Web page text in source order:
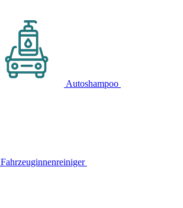
Autoshampoo
Fahrzeuginnenreiniger